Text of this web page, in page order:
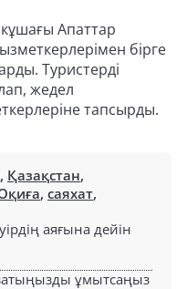
Апаттар
бірге
Туристерді
жедел
тапсырды.
, Қазақстан,
, саяхат,
аяғына дейін
ұмытсаңыз